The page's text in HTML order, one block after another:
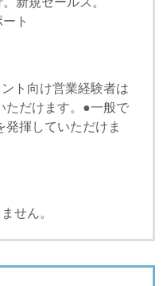
ト
ト向け営業経験者は
ただけます。●一般で
揮していただけま
せん。